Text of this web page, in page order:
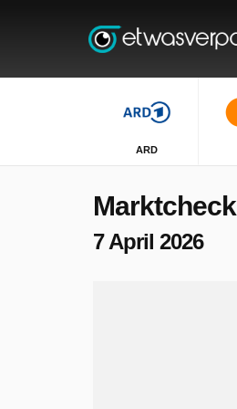
ARD
Marktcheck
7 April 2026